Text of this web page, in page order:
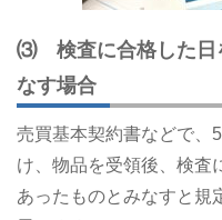
⑶ 検査に合格した日
なす場合
売買基本契約書などで、
け、物品を受領後、検査
あったものとみなすと規